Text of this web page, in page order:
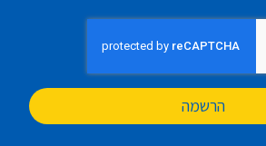
הרשמה